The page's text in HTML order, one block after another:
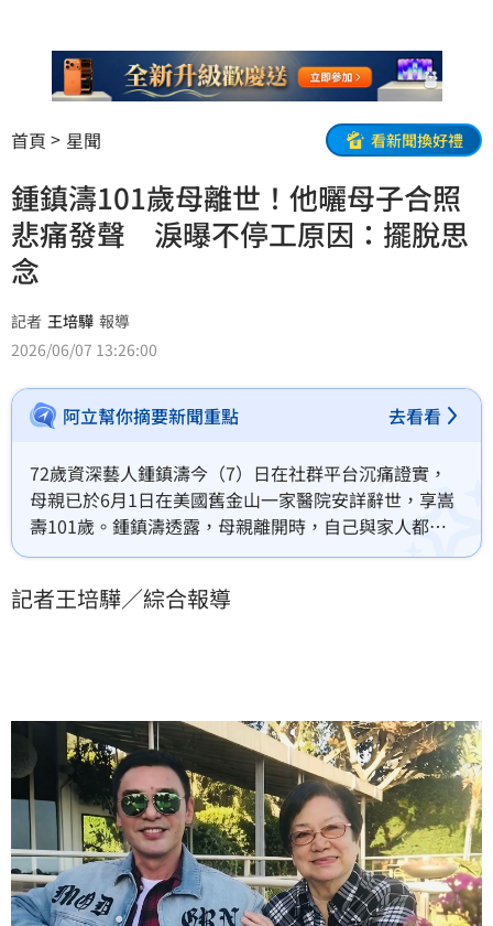
首頁 星聞 看新聞換好禮
鍾鎮濤101歲母離世！他曬母子合照
悲痛發聲 淚曝不停工原因：擺脫思
念
記者 王培驊 報導
2026/06/07 13:26:00
阿立幫你摘要新聞重點 去看看
72歲資深藝人鍾鎮濤今（7）日在社群平台沉痛證實，
母親已於6月1日在美國舊金山一家醫院安詳辭世，享嵩
壽101歲。鍾鎮濤透露，母親離開時，自己與家人都陪
伴在側，陪她走完人生最後一程。
記者王培驊／綜合報導